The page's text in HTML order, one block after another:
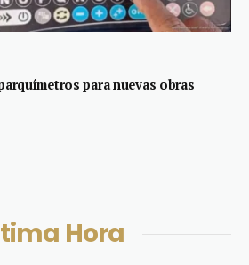
para nuevas obras
Hora